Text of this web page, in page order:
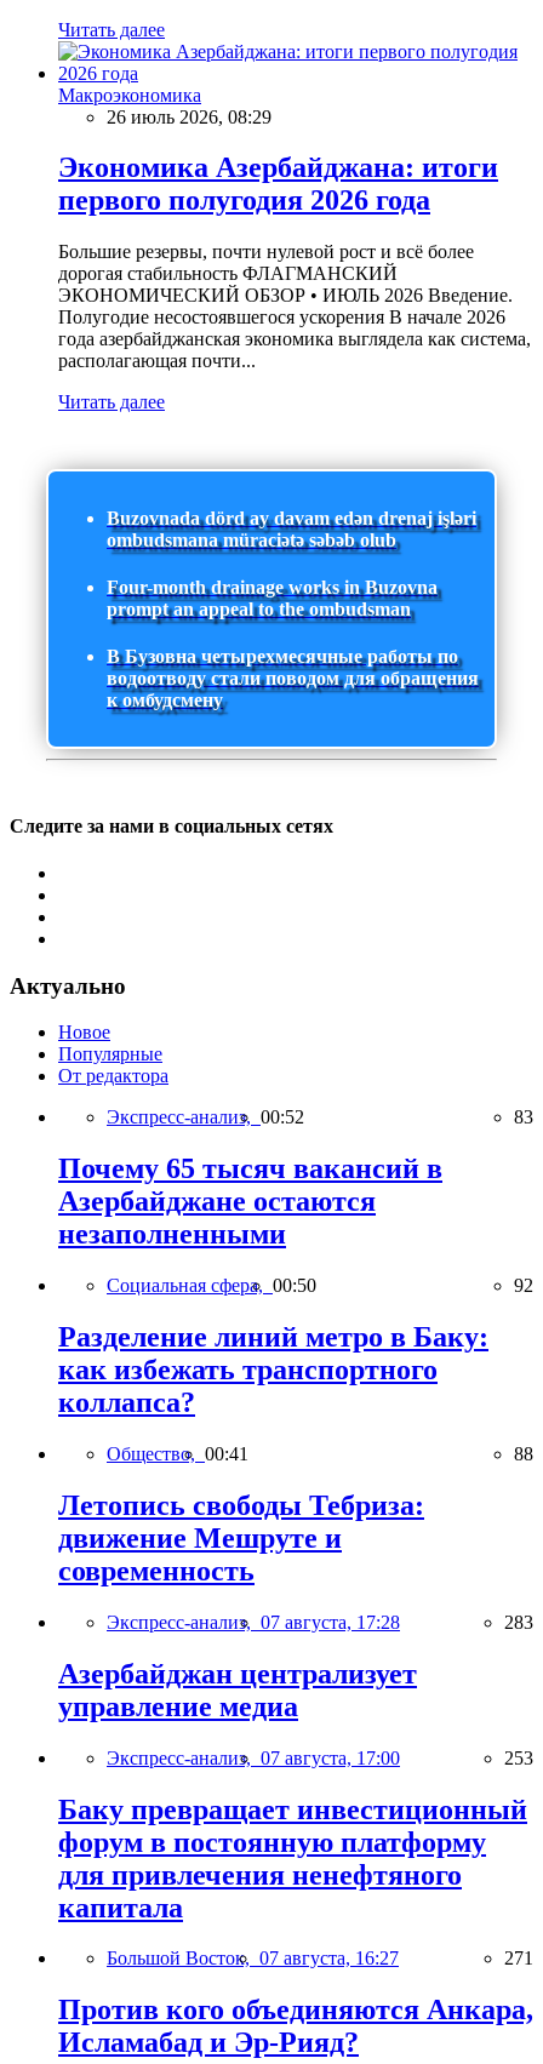
Читать далее
Макроэкономика
26 июль 2026, 08:29
Экономика Азербайджана: итоги
первого полугодия 2026 года
Большие резервы, почти нулевой рост и всё более
дорогая стабильность ФЛАГМАНСКИЙ
ЭКОНОМИЧЕСКИЙ ОБЗОР • ИЮЛЬ 2026 Введение.
Полугодие несостоявшегося ускорения В начале 2026
года азербайджанская экономика выглядела как система,
располагающая почти...
Читать далее
Buzovnada dörd ay davam edən drenaj işləri
ombudsmana müraciətə səbəb olub
Four-month drainage works in Buzovna
prompt an appeal to the ombudsman
В Бузовна четырехмесячные работы по
водоотводу стали поводом для обращения
к омбудсмену
Следите за нами в социальных сетях
Актуально
Новое
Популярные
От редактора
Экспресс-анализ, 00:52 83
Почему 65 тысяч вакансий в
Азербайджане остаются
незаполненными
Социальная сфера, 00:50 92
Разделение линий метро в Баку:
как избежать транспортного
коллапса?
Общество, 00:41 88
Летопись свободы Тебриза:
движение Мешруте и
современность
Экспресс-анализ, 07 августа, 17:28 283
Азербайджан централизует
управление медиа
Экспресс-анализ, 07 августа, 17:00 253
Баку превращает инвестиционный
форум в постоянную платформу
для привлечения ненефтяного
капитала
Большой Восток, 07 августа, 16:27 271
Против кого объединяются Анкара,
Исламабад и Эр-Рияд?